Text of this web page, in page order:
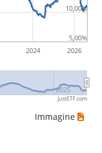
2024 2026
2025
5,00%
10,00%
justETF.com
Immagine